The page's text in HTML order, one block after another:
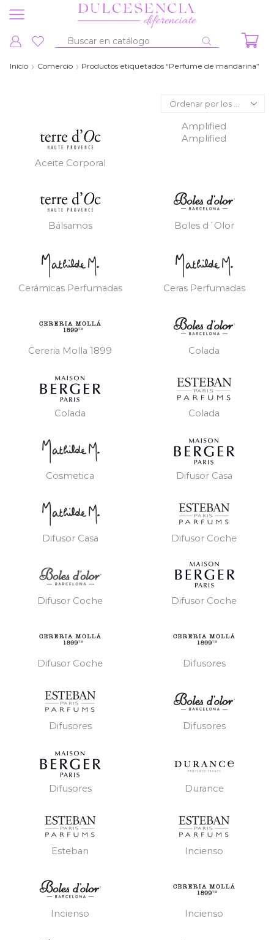
Entrada
búsqueda
Inicio Comercio Productos etiquetados “Perfume de mandarina”
Aceite Corporal
Amplified
Amplified
Bálsamos Boles d´Olor
Cerámicas Perfumadas Ceras Perfumadas
Cereria Molla 1899 Colada
Colada Colada
Cosmetica Difusor Casa
Difusor Casa Difusor Coche
Difusor Coche Difusor Coche
Difusor Coche Difusores
Difusores Difusores
Difusores Durance
Esteban Incienso
Incienso Incienso